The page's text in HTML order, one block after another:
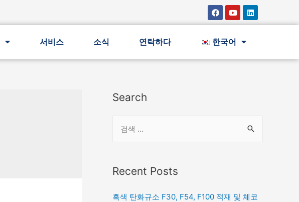
서비스 소식 연락하다 한국어
Search
Recent Posts
흑색 탄화규소 F30, F54, F100 적재 및 체코